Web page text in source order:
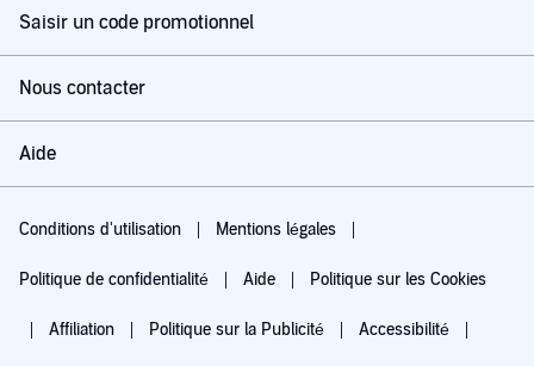
Saisir un code promotionnel
Nous contacter
Aide
Conditions d'utilisation Mentions légales
Politique de confidentialité Aide Politique sur les Cookies
Affiliation Politique sur la Publicité Accessibilité